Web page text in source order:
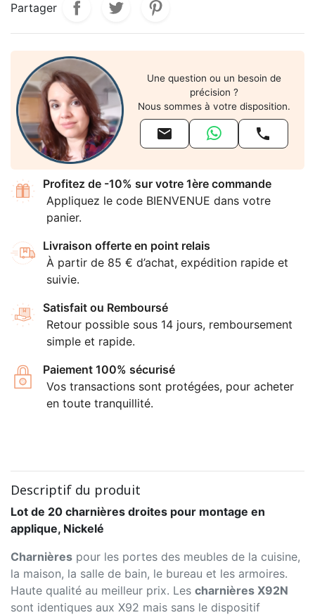
Partager
Une question ou un besoin de
précision ?
Nous sommes à votre disposition.
 
Profitez de -10% sur votre 1ère commande
Appliquez le code BIENVENUE dans votre
panier.
Livraison offerte en point relais
À partir de 85 € d’achat, expédition rapide et
suivie.
Satisfait ou Remboursé
Retour possible sous 14 jours, remboursement
simple et rapide.
Paiement 100% sécurisé
Vos transactions sont protégées, pour acheter
en toute tranquillité.
Descriptif du produit
Lot de 20 charnières droites pour montage en
applique, Nickelé
Charnières pour les portes des meubles de la cuisine,
la maison, la salle de bain, le bureau et les armoires.
Haute qualité au meilleur prix. Les charnières X92N
sont identiques aux X92 mais sans le dispositif